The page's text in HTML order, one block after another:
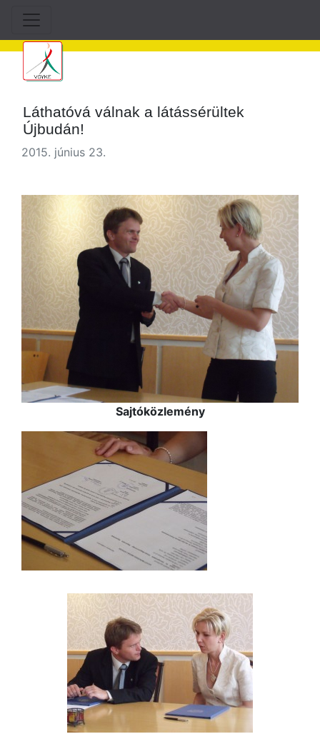
Láthatóvá válnak a látássérültek
Újbudán!
2015. június 23.
Sajtóközlemény